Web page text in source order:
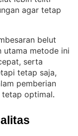
agar tetap
belut
utama metode ini
serta
tetap saja,
pemberian
tetap optimal.